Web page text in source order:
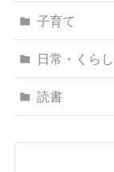
子育て
日常・くらし
読書